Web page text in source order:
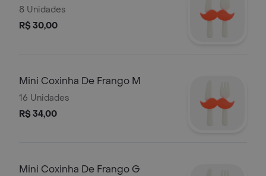
8 Unidades
R$ 30,00
Mini Coxinha De Frango M
16 Unidades
R$ 34,00
Mini Coxinha De Frango G